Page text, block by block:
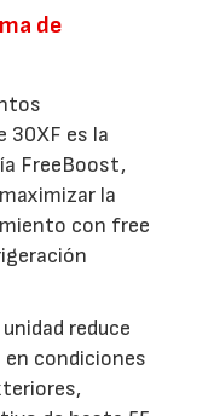
de
30XF es la
FreeBoost,
la
con free
reduce
condiciones